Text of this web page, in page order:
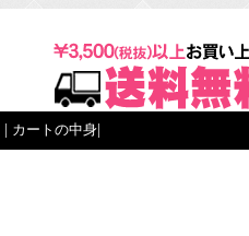
カートの中身|